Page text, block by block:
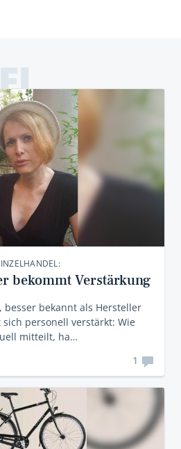
bekommt Verstärkung
besser bekannt als Hersteller
personell verstärkt: Wie
mitteilt, ha…
1